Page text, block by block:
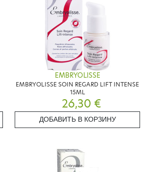
EMBRYOLISSE
EMBRYOLISSE SOIN REGARD LIFT INTENSE
15ML
26,30 €
ДОБАВИТЬ В КОРЗИНУ